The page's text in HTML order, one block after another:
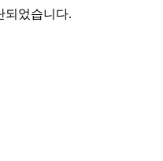
되었습니다.